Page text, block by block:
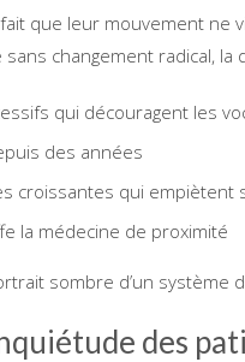
que leur mouvement ne
changement radical,
qui découragent les
des années
croissantes qui empiètent
la médecine de proximité
sombre d’un système
des